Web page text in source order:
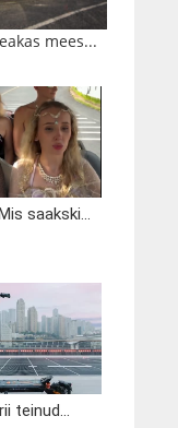
mees...
saakski...
teinud...